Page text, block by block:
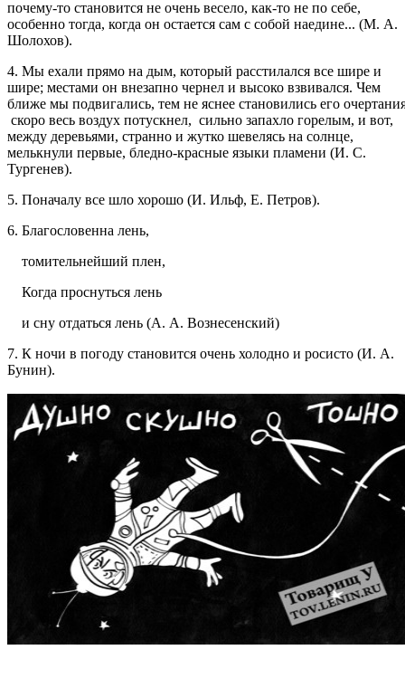
почему-то становится не очень весело, как-то не по себе,
особенно тогда, когда он остается сам с собой наедине... (М. А.
Шолохов).
4. Мы ехали прямо на дым, который расстилался все шире и
шире; местами он внезапно чернел и высоко взвивался. Чем
ближе мы подвигались, тем не яснее становились его
скоро весь воздух потускнел, сильно запахло горелым, и вот,
между деревьями, странно и жутко шевелясь на солнце,
мелькнули первые, бледно-красные языки пламени (И. С.
Тургенев).
5. Поначалу все шло хорошо (И. Ильф, Е. Петров).
6. Благословенна лень,
томительнейший плен,
Когда проснуться лень
и сну отдаться лень (А. А. Вознесенский)
7. К ночи в погоду становится очень холодно и росисто (И. А.
Бунин).